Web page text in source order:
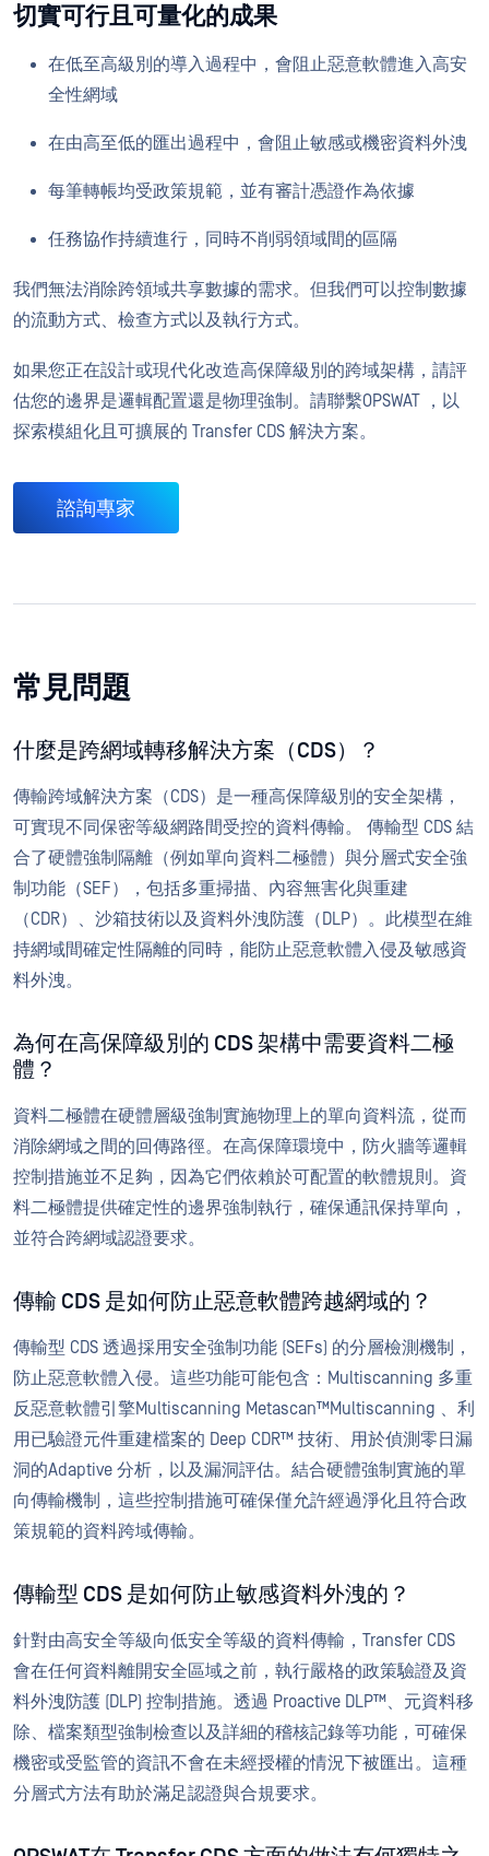
切實可行且可量化的成果
在低至高級別的導入過程中，會阻止惡意軟體進入高安
全性網域
在由高至低的匯出過程中，會阻止敏感或機密資料外洩
每筆轉帳均受政策規範，並有審計憑證作為依據
任務協作持續進行，同時不削弱領域間的區隔
我們無法消除跨領域共享數據的需求。但我們可以控制數據
的流動方式、檢查方式以及執行方式。
如果您正在設計或現代化改造高保障級別的跨域架構，請評
估您的邊界是邏輯配置還是物理強制。請聯繫OPSWAT ，以
探索模組化且可擴展的 Transfer CDS 解決方案。
諮詢專家
常見問題
什麼是跨網域轉移解決方案（CDS）？
傳輸跨域解決方案（CDS）是一種高保障級別的安全架構，
可實現不同保密等級網路間受控的資料傳輸。 傳輸型 CDS 結
合了硬體強制隔離（例如單向資料二極體）與分層式安全強
制功能（SEF），包括多重掃描、內容無害化與重建
（CDR）、沙箱技術以及資料外洩防護（DLP）。此模型在維
持網域間確定性隔離的同時，能防止惡意軟體入侵及敏感資
料外洩。
為何在高保障級別的 CDS 架構中需要資料二極
體？
資料二極體在硬體層級強制實施物理上的單向資料流，從而
消除網域之間的回傳路徑。在高保障環境中，防火牆等邏輯
控制措施並不足夠，因為它們依賴於可配置的軟體規則。資
料二極體提供確定性的邊界強制執行，確保通訊保持單向，
並符合跨網域認證要求。
傳輸 CDS 是如何防止惡意軟體跨越網域的？
傳輸型 CDS 透過採用安全強制功能 (SEFs) 的分層檢測機制，
防止惡意軟體入侵。這些功能可能包含：Multiscanning 多重
反惡意軟體引擎Multiscanning Metascan™Multiscanning 、利
用已驗證元件重建檔案的 Deep CDR™ 技術、用於偵測零日漏
洞的Adaptive 分析，以及漏洞評估。結合硬體強制實施的單
向傳輸機制，這些控制措施可確保僅允許經過淨化且符合政
策規範的資料跨域傳輸。
傳輸型 CDS 是如何防止敏感資料外洩的？
針對由高安全等級向低安全等級的資料傳輸，Transfer CDS
會在任何資料離開安全區域之前，執行嚴格的政策驗證及資
料外洩防護 (DLP) 控制措施。透過 Proactive DLP™、元資料移
除、檔案類型強制檢查以及詳細的稽核記錄等功能，可確保
機密或受監管的資訊不會在未經授權的情況下被匯出。這種
分層式方法有助於滿足認證與合規要求。